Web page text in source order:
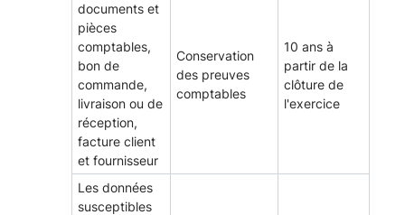
documents et
pièces
comptables,
bon de
commande,
livraison ou de
réception,
facture client
et fournisseur
Conservation
des preuves
comptables
10 ans à
partir de la
clôture de
l'exercice
Les données
susceptibles